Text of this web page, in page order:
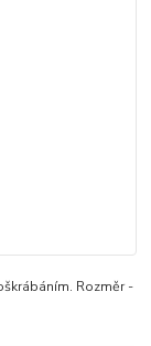
Rozměr -